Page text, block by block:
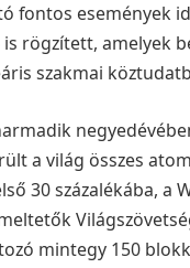
fontos események
rögzített, amelyek
szakmai
a világ összes
30 százalékába, a
mintegy 150